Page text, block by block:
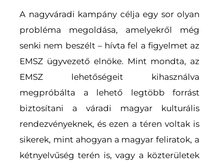
A nagyváradi kampány célja egy sor olyan
probléma megoldása, amelyekről még
senki nem beszélt – hívta fel a figyelmet az
EMSZ ügyvezető elnöke. Mint mondta, az
EMSZ lehetőségeit kihasználva
megpróbálta a lehető legtöbb forrást
biztosítani a váradi magyar kulturális
rendezvényeknek, és ezen a téren voltak is
sikerek, mint ahogyan a magyar feliratok, a
kétnyelvűség terén is, vagy a közterületek